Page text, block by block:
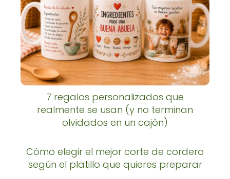
7 regalos personalizados que
realmente se usan (y no terminan
olvidados en un cajón)
Cómo elegir el mejor corte de cordero
según el platillo que quieres preparar